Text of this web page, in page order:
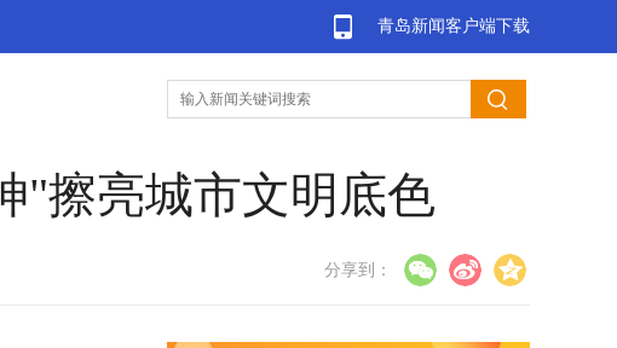
青岛新闻客户端下载
"擦亮城市文明底色
分享到：